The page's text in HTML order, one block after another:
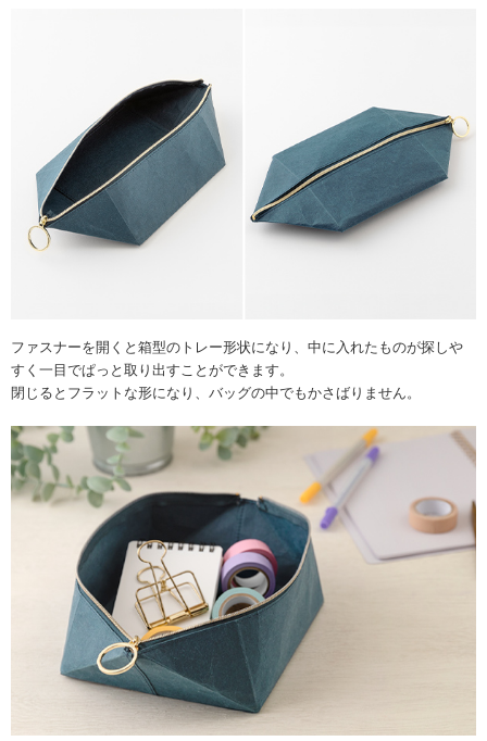
ファスナーを開くと箱型のトレー形状になり、中に入れたものが探しや
すく一目でぱっと取り出すことができます。
閉じるとフラットな形になり、バッグの中でもかさばりません。